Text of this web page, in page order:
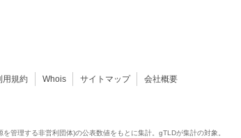
用規約 Whois サイトマップ 会社概要
管理する非営利団体)の公表数値をもとに集計。gTLDが集計の対象。